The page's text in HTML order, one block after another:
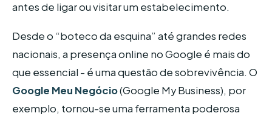
antes de ligar ou visitar um estabelecimento.
Desde o “boteco da esquina” até grandes redes
nacionais, a presença online no Google é mais do
que essencial - é uma questão de sobrevivência. O
Google Meu Negócio(Google My Business), por
exemplo, tornou-se uma ferramenta poderosa